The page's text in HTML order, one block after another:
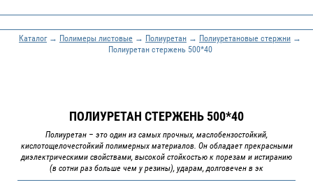
Каталог→ Полимеры листовые → Полиуретан → Полиуретановые стержни →
Полиуретан стержень 500*40
ПОЛИУРЕТАН СТЕРЖЕНЬ 500*40
Полиуретан – это один из самых прочных, маслобензостойкий,
кислотощелочестойкий полимерных материалов. Он обладает прекрасными
диэлектрическими свойствами, высокой стойкостью к порезам и истиранию
(в сотни раз больше чем у резины), ударам, долговечен в эк